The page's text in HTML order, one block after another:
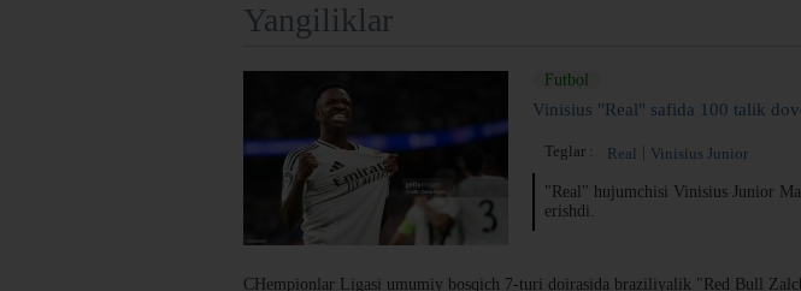
Yangiliklar
Futbol
Vinisius "Real" safida 100 talik
Teglar : Real Vinisius Junior
"Real" hujumchisi Vinisius Junior
erishdi.
CHempionlar Ligasi umumiy bosqich 7-turi doirasida braziliyalik "Red Bull